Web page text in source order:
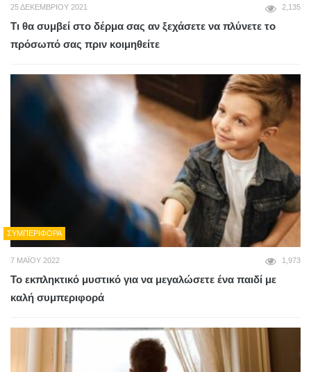
25 ΔΕΚΕΜΒΡΊΟΥ 2021 2,135
Τι θα συμβεί στο δέρμα σας αν ξεχάσετε να πλύνετε το
πρόσωπό σας πριν κοιμηθείτε
ΣΥΜΠΕΡΙΦΟΡΆ
7 ΜΑΪ́ΟΥ 2022 1,973
Το εκπληκτικό μυστικό για να μεγαλώσετε ένα παιδί με
καλή συμπεριφορά